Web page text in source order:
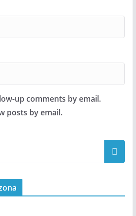
up comments by email.
posts by email.